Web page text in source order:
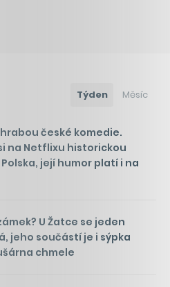
Týden Měsíc
hrabou české komedie.
na Netflixu historickou
její humor platí i na
U Žatce se jeden
jeho součástí je i sýpka
chmele